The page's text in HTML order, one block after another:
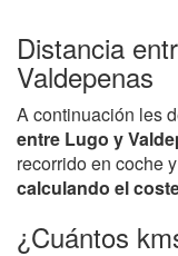
Distancia
Valdepenas
A continuación les
entre Lugo y
recorrido en coche
calculando el
¿Cuántos